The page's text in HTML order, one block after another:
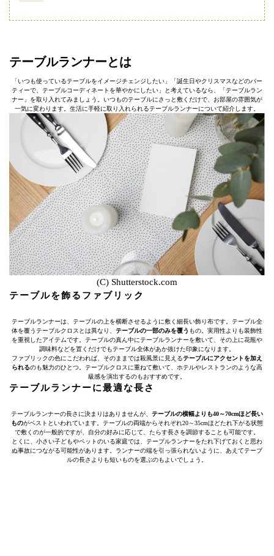
テーブルランナーとは
「いつも使っているテーブルをイメージチェンジしたい」「誕生日やクリスマスなどのパー
ティーで、テーブルコーディネートを華やかにしたい」と考えているなら、「テーブルラン
ナー」を取り入れてみましょう。いつものテーブルにさっと敷くだけで、お部屋の雰囲気が
一気に変わります。生活に手軽に取り入れられるテーブルランナーについて紹介します。
(C) Shutterstock.com
テーブルを飾るファブリック
テーブルランナーは、テーブルの上を横断させるように敷く細長い飾り布です。テーブル全
体を覆うテーブルクロスとは異なり、 テーブルの一部のみを覆う もの。実用性よりも装飾性
を重視したアイテムです。テーブルの真ん中にテーブルランナーを敷いて、その上に花瓶や
調味料などを置くだけでもテーブル全体があか抜けた印象になります。
ファブリックの色にこだわれば、そのままでは殺風景に見えるテーブルにアクセントを加え
られるのも魅力のひとつ。テーブルクロスに重ねて敷いて、ホテルやレストランのような高
級感を演出するのもおすすめです。
テーブルランナーに最適な長さ
テーブルランナーの長さに決まりはありませんが、 テーブルの横幅よりも40～70cmほど長い
ものがベストといわれています。テーブルの両端からそれぞれ20～35cmほどたれ下がる状態
で敷くのが一般的ですが、自分の好みに応じて、たらす長さを調節することも可能です。
とくに、小さい子どもやペットのいる家庭では、テーブルランナーをたれ下げておくと思わ
ぬ事故につながる可能性があります。ランナーの端を引っ張られないように、あえてテーブ
ルの長さよりも短いものを選ぶのもよいでしょう。